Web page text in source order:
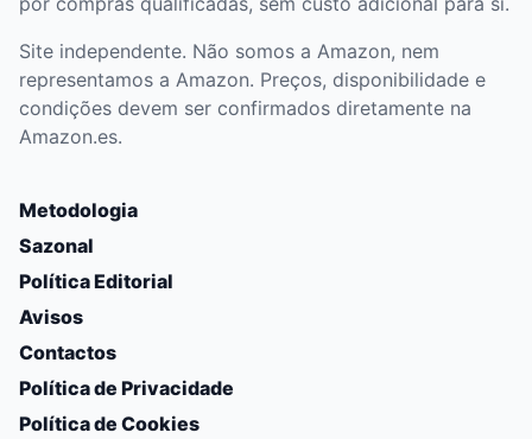
Site independente. Não somos a Amazon, nem
representamos a Amazon. Preços, disponibilidade e
condições devem ser confirmados diretamente na
Amazon.es.
Metodologia
Sazonal
Política Editorial
Avisos
Contactos
Política de Privacidade
Política de Cookies